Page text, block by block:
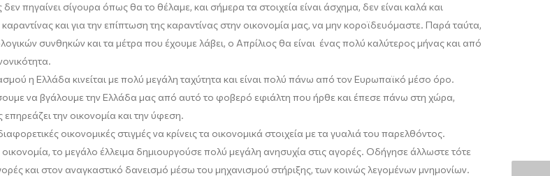
πηγαίνει σίγουρα όπως θα το θέλαμε, και σήμερα τα στοιχεία είναι άσχημα, δεν είναι καλά και
και για την επίπτωση της καραντίνας στην οικονομία μας, να μην κοροϊδευόμαστε. Παρά ταύτα,
συνθηκών και τα μέτρα που έχουμε λάβει, ο Απρίλιος θα είναι ένας πολύ καλύτερος μήνας και από
η Ελλάδα κινείται με πολύ μεγάλη ταχύτητα και είναι πολύ πάνω από τον Ευρωπαϊκό μέσο όρο.
να βγάλουμε την Ελλάδα μας από αυτό το φοβερό εφιάλτη που ήρθε και έπεσε πάνω στη χώρα,
την οικονομία και την ύφεση.
οικονομικές στιγμές να κρίνεις τα οικονομικά στοιχεία με τα γυαλιά του παρελθόντος.
το μεγάλο έλλειμα δημιουργούσε πολύ μεγάλη ανησυχία στις αγορές. Οδήγησε άλλωστε τότε
και στον αναγκαστικό δανεισμό μέσω του μηχανισμού στήριξης, των κοινώς λεγομένων μνημονίων.